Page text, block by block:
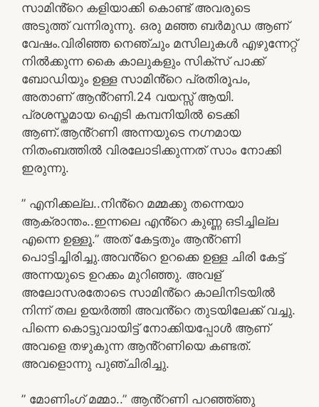
സാമിൻ്റെ കളിയാക്കി കൊണ്ട് അവരുടെ
അടുത്ത് വന്നിരുന്നു. ഒരു മഞ്ഞ ബർമുഡ ആണ്
വേഷം.വിരിഞ്ഞ നെഞ്ചും മസിലുകൾ എഴുന്നേറ്റ്
നിൽക്കുന്ന കൈ കാലുകളും സിക്സ് പാക്ക്
ബോഡിയും ഉള്ള സാമിൻ്റെ പ്രതിരൂപം,
അതാണ് ആൻ്റണി.24 വയസ്സ് ആയി.
പ്രശസ്തമായ ഐടി കമ്പനിയിൽ ടെക്കി
ആണ്.ആൻ്റണി അന്നയുടെ നഗ്നമായ
നിതംബത്തിൽ വിരലോടിക്കുന്നത് സാം നോക്കി
ഇരുന്നു.
” എനിക്കല്ല..നിൻ്റെ മമ്മക്കു തന്നെയാ
ആക്രാന്തം..ഇന്നലെ എൻ്റെ കുണ്ണ ഒടിച്ചില്ല
എന്നെ ഉള്ളൂ.” അത് കേട്ടതും ആൻ്റണി
പൊട്ടിച്ചിരിച്ചു.അവൻ്റെ ഉറക്കെ ഉള്ള ചിരി കേട്ട്
അന്നയുടെ ഉറക്കം മുറിഞ്ഞു. അവള്
അലോസരതോടെ സാമിൻ്റെ കാലിനിടയിൽ
നിന്ന് തല ഉയർത്തി അവൻ്റെ തുടയിലേക്ക് വച്ചു.
പിന്നെ കൊട്ടുവായിട്ട് നോക്കിയപ്പോൾ ആണ്
അവളെ തഴുകുന്ന ആൻ്റണിയെ കണ്ടത്.
അവളൊന്നു പുഞ്ചിരിച്ചു.
” മോണിംഗ് മമ്മാ..” ആൻ്റണി പറഞ്ഞ്ഞു